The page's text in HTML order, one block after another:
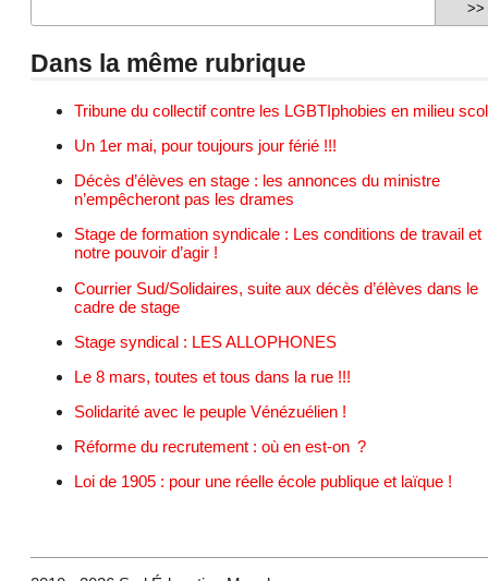
Dans la même rubrique
Tribune du collectif contre les LGBTIphobies en milieu
Un 1er mai, pour toujours jour férié !!!
Décès d’élèves en stage : les annonces du ministre
n’empêcheront pas les drames
Stage de formation syndicale : Les conditions de travail et
notre pouvoir d’agir !
Courrier Sud/Solidaires, suite aux décès d’élèves dans le
cadre de stage
Stage syndical : LES ALLOPHONES
Le 8 mars, toutes et tous dans la rue !!!
Solidarité avec le peuple Vénézuélien !
Réforme du recrutement : où en est-on ?
Loi de 1905 : pour une réelle école publique et laïque !